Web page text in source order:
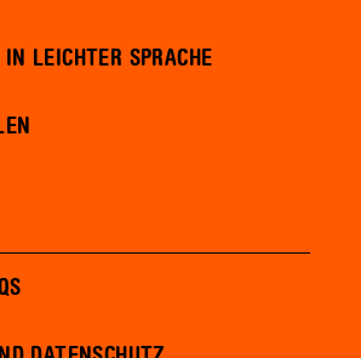
LEICHTER SPRACHE